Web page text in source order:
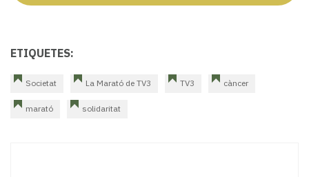
ETIQUETES:
Societat La Marató de TV3 TV3 càncer
marató solidaritat